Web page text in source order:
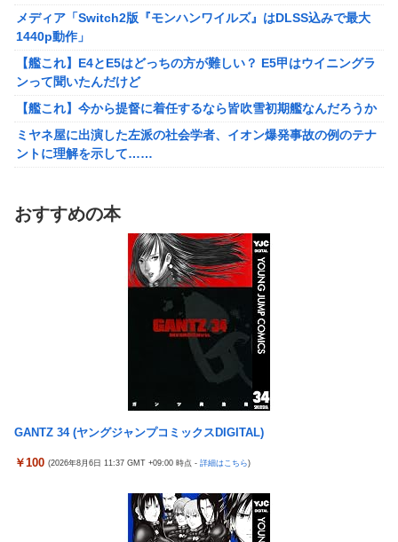
【〈物語〉シリーズ】セガ「忍野忍」「斧乃木余接」プライズフ
ィギュア【彩色原型公開】
【バンダイ】「食玩」「プライズ」「ガシャポン」2026年8月発
売商品【発売スケジュール】
結婚相談所職員さん、子なし女にド正論を述べてしまう…
週間少年ジャンプのグッズ(43億円分)を注文してキャンセルした
32歳女が逮捕
今年3月のベントレーひき逃げ事件で逮捕された男、韓国籍だっ
け投稿など嘘だらけｗｗｗｗｗｗｗｗ
【悲報】桐谷さん「人生かけて7億円貯めたのにガンで死ぬか
も。もっと素直に遊べばよかった。」
れいわ新選組、党名変更を発表 新党名は...
精神科に通院してるけど「ヤンキー・ギャル・体育会系・茶髪や
金髪の人」を待合室で一度も見たことない
ミヤネ屋に出演した左派の社会学者、イオン爆発事故の例のテナ
【草】アル中「水飲みたくない！」 グラス「はい転倒」
「こんな事になるんやから強制置き配は止めておくべき」とユー
ザーがドン引き、UberEatsが導入した強制置き配が起こしたの
は……
演劇のせいで2人も無駄死ににwwww
【悲報】ライター「ちいかわが反社とコラボしてた」ﾊﾟｼｬｯ
メディア「Switch2版『モンハンワイルズ』はDLSS込みで最大
1440p動作」
【艦これ】E4とE5はどっちの方が難しい？ E5甲はウイニングラ
ンって聞いたんだけど
【艦これ】今から提督に着任するなら皆吹雪初期艦なんだろうか
ミヤネ屋に出演した左派の社会学者、イオン爆発事故の例のテナ
ントに理解を示して……
「こんな事になるんやから強制置き配は止めておくべき」とユー
ザーがドン引き、UberEatsが導入した強制置き配が起こしたの
女さん、ワンピースグッズを大量注文→全キャンセルで逮捕ｗｗ
【日向坂46】 かほりん、ありのままの姿・・・【藤嶌果歩1st写
【画像】スト6に彗星の如く現れたフィリピン人キャラが可愛す
周囲の人「おい見ろよ…」「一人で来てんのかな…？ｗ」「腹で
けーｗ」一人焼肉ワイ「……ッ…！」
ｗｗｗ
【悲報】ワンダンス作者「手書きでダンスアニメ描いてみまし
た」←アニメの当てつけにしか見えないと話題に
おすすめの本
GANTZ 34 (ヤングジャンプコミックスDIGITAL)
￥100 (2026年8月6日 11:37 GMT +09:00 時点 - 詳細はこちら)